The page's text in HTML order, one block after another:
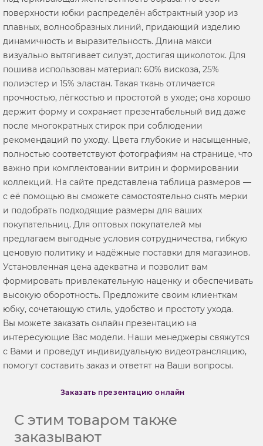
поверхности юбки распределён абстрактный узор из
плавных, волнообразных линий, придающий изделию
динамичность и выразительность. Длина макси
визуально вытягивает силуэт, достигая щиколоток. Для
пошива использован материал: 60% вискоза, 25%
полиэстер и 15% эластан. Такая ткань отличается
прочностью, лёгкостью и простотой в уходе; она хорошо
держит форму и сохраняет презентабельный вид даже
после многократных стирок при соблюдении
рекомендаций по уходу. Цвета глубокие и насыщенные,
полностью соответствуют фотографиям на странице, что
важно при комплектовании витрин и формировании
коллекций. На сайте представлена таблица размеров —
с её помощью вы сможете самостоятельно снять мерки
и подобрать подходящие размеры для ваших
покупательниц. Для оптовых покупателей мы
предлагаем выгодные условия сотрудничества, гибкую
ценовую политику и надёжные поставки для магазинов.
Установленная цена адекватна и позволит вам
формировать привлекательную наценку и обеспечивать
высокую оборотность. Предложите своим клиенткам
юбку, сочетающую стиль, удобство и простоту ухода.
Вы можете заказать онлайн презентацию на
интересующие Вас модели. Наши менеджеры свяжутся
с Вами и проведут индивидуальную видеотрансляцию,
помогут составить заказ и ответят на Ваши вопросы.
Заказать презентацию онлайн
С этим товаром также
заказывают